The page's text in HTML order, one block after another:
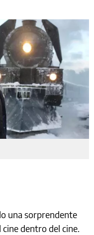
una sorprendente
dentro del cine.